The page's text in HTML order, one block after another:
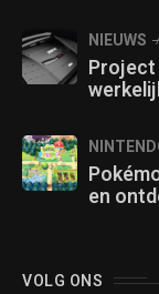
NIEUWS
Project
en
VOLG ONS